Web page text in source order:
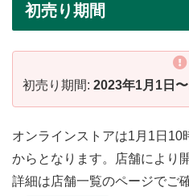
初売り期間
初売り期間: 2023年1月1日〜
オンラインストアは1月1日10
からとなります。店舗により
詳細は店舗一覧のページでご